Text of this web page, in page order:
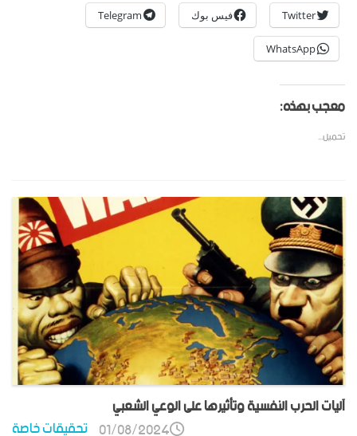
Twitter فيس بوك Telegram
WhatsApp
معجب بهذه:
تحميل...
آليات الحرب النفسية وتأثيرها على الوعي الشعبي
تحقيقات خاصة